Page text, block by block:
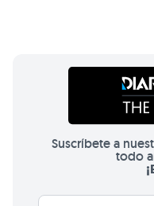
Suscríbete a
todo